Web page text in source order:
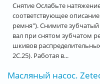
Снятие Ослабьте
соответствующее
ремня"). Снимите
вал при снятом зубчатом
шкивов
2С.25). Работая в...
Масляный насос.